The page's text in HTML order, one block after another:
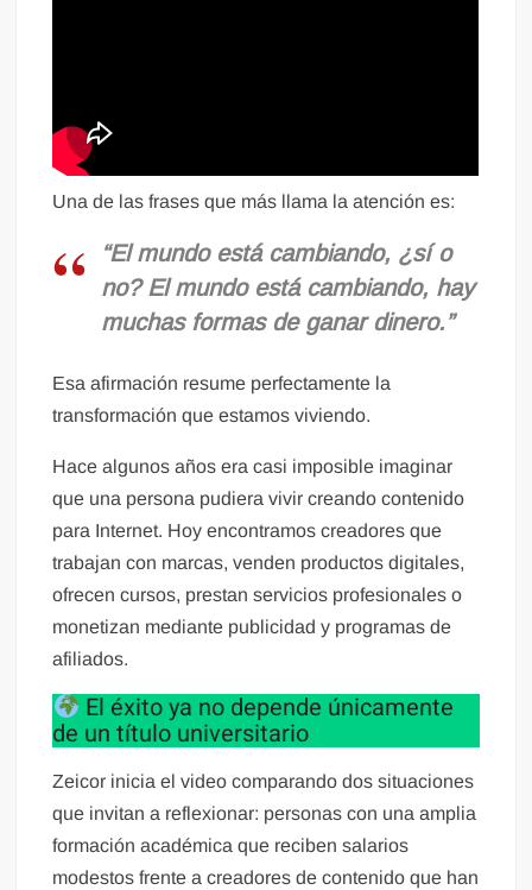
Una de las frases que más llama la atención es:
“El mundo está cambiando, ¿sí o
no? El mundo está cambiando, hay
muchas formas de ganar dinero.”
Esa afirmación resume perfectamente la
transformación que estamos viviendo.
Hace algunos años era casi imposible imaginar
que una persona pudiera vivir creando contenido
para Internet. Hoy encontramos creadores que
trabajan con marcas, venden productos digitales,
ofrecen cursos, prestan servicios profesionales o
monetizan mediante publicidad y programas de
afiliados.
El éxito ya no depende únicamente
de un título universitario
Zeicor inicia el video comparando dos situaciones
que invitan a reflexionar: personas con una amplia
formación académica que reciben salarios
modestos frente a creadores de contenido que han